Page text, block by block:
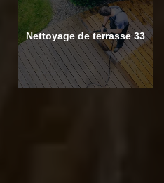
Nettoyage de terrasse 33